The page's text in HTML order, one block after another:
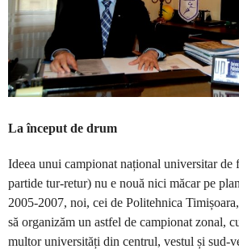
La început de drum
Ideea unui campionat național universitar de
partide tur-retur) nu e nouă nici măcar pe
2005-2007, noi, cei de Politehnica
să organizăm un astfel de campionat zonal,
multor universități din centrul, vestul și sud-